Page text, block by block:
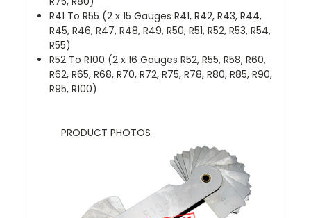
R41 To R55 (2 x 15 Gauges R41, R42, R43, R44,
R45, R46, R47, R48, R49, R50, R51, R52, R53, R54,
R55)
R52 To R100 (2 x 16 Gauges R52, R55, R58, R60,
R62, R65, R68, R70, R72, R75, R78, R80, R85, R90,
R95, R100)
PRODUCT PHOTOS